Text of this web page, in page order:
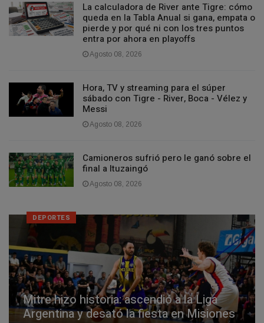
La calculadora de River ante Tigre: cómo
queda en la Tabla Anual si gana, empata o
pierde y por qué ni con los tres puntos
entra por ahora en playoffs
Agosto 08, 2026
Hora, TV y streaming para el súper
sábado con Tigre - River, Boca - Vélez y
Messi
Agosto 08, 2026
Camioneros sufrió pero le ganó sobre el
final a Ituzaingó
Agosto 08, 2026
DEPORTES
Mitre hizo historia: ascendió a la Liga
Argentina y desató la fiesta en Misiones